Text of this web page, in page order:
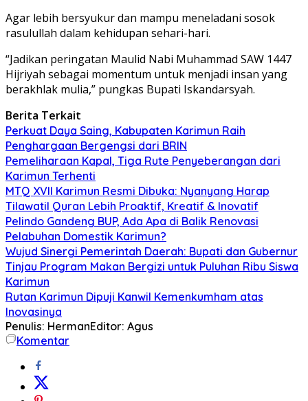
Agar lebih bersyukur dan mampu meneladani sosok
rasulullah dalam kehidupan sehari-hari.
“Jadikan peringatan Maulid Nabi Muhammad SAW 1447
Hijriyah sebagai momentum untuk menjadi insan yang
berakhlak mulia,” pungkas Bupati Iskandarsyah.
Berita Terkait
Perkuat Daya Saing, Kabupaten Karimun Raih
Penghargaan Bergengsi dari BRIN
Pemeliharaan Kapal, Tiga Rute Penyeberangan dari
Karimun Terhenti
MTQ XVII Karimun Resmi Dibuka: Nyanyang Harap
Tilawatil Quran Lebih Proaktif, Kreatif & Inovatif
Pelindo Gandeng BUP, Ada Apa di Balik Renovasi
Pelabuhan Domestik Karimun?
Wujud Sinergi Pemerintah Daerah: Bupati dan Gubernur
Tinjau Program Makan Bergizi untuk Puluhan Ribu Siswa
Karimun
Rutan Karimun Dipuji Kanwil Kemenkumham atas
Inovasinya
Penulis: HermanEditor: Agus
Komentar